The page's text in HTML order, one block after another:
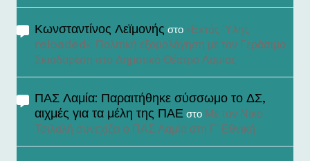
Κωνσταντίνος Λεϊμονής στο «Εκτός Ύλης
reloaded»: Πολιτική εξομολόγηση με τον Γεράσιμο
Σκιαδαρέση στο Δημοτικό Θέατρο Λαμίας
ΠΑΣ Λαμία: Παραιτήθηκε σύσσωμο το ΔΣ,
αιχμές για τα μέλη της ΠΑΕ στο Με τον Νίκο
Τσιλαλή συνεχίζει ο ΠΑΣ Λαμία στη Γ’ Εθνική